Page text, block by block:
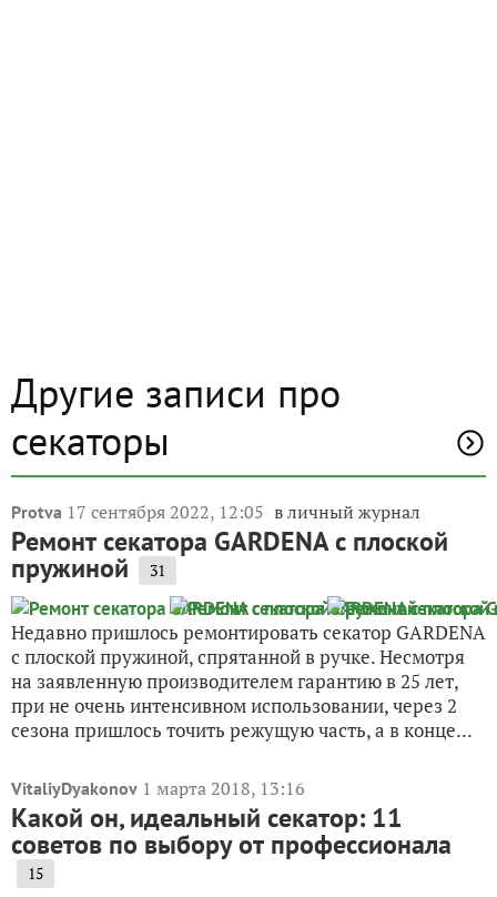
Другие записи про
секаторы
Protva 17 сентября 2022, 12:05 в личный журнал
Ремонт секатора GARDENA с плоской
пружиной 31
Недавно пришлось ремонтировать секатор GARDENA
с плоской пружиной, спрятанной в ручке. Несмотря
на заявленную производителем гарантию в 25 лет,
при не очень интенсивном использовании, через 2
сезона пришлось точить режущую часть, а в конце...
VitaliyDyakonov 1 марта 2018, 13:16
Какой он, идеальный секатор: 11
советов по выбору от профессионала
15